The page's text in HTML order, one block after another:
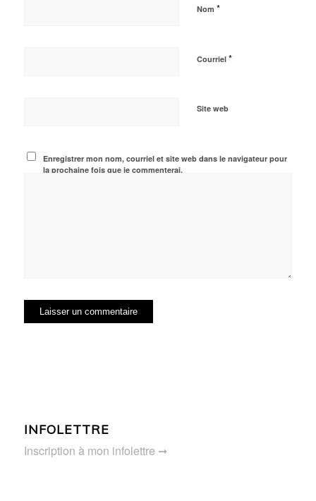
Nom *
Courriel *
Site web
Enregistrer mon nom, courriel et site web dans le navigateur pour
la prochaine fois que je commenterai.
INFOLETTRE
Inscription à mon infolettre ➞